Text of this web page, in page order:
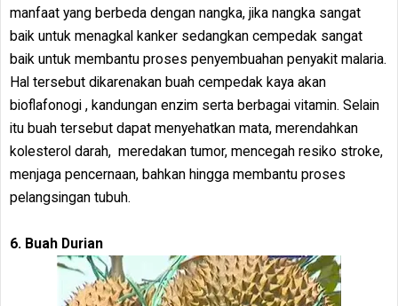
manfaat yang berbeda dengan nangka, jika nangka sangat
baik untuk menagkal kanker sedangkan cempedak sangat
baik untuk membantu proses penyembuahan penyakit malaria.
Hal tersebut dikarenakan buah cempedak kaya akan
bioflafonogi , kandungan enzim serta berbagai vitamin. Selain
itu buah tersebut dapat menyehatkan mata, merendahkan
kolesterol darah, meredakan tumor, mencegah resiko stroke,
menjaga pencernaan, bahkan hingga membantu proses
pelangsingan tubuh.
6. Buah Durian